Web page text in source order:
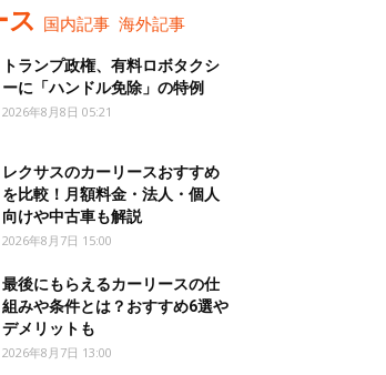
国内記事 海外記事
トランプ政権、有料ロボタクシ
ーに「ハンドル免除」の特例
2026年8月8日 05:21
レクサスのカーリースおすすめ
を比較！月額料金・法人・個人
向けや中古車も解説
2026年8月7日 15:00
最後にもらえるカーリースの仕
組みや条件とは？おすすめ6選や
デメリットも
2026年8月7日 13:00